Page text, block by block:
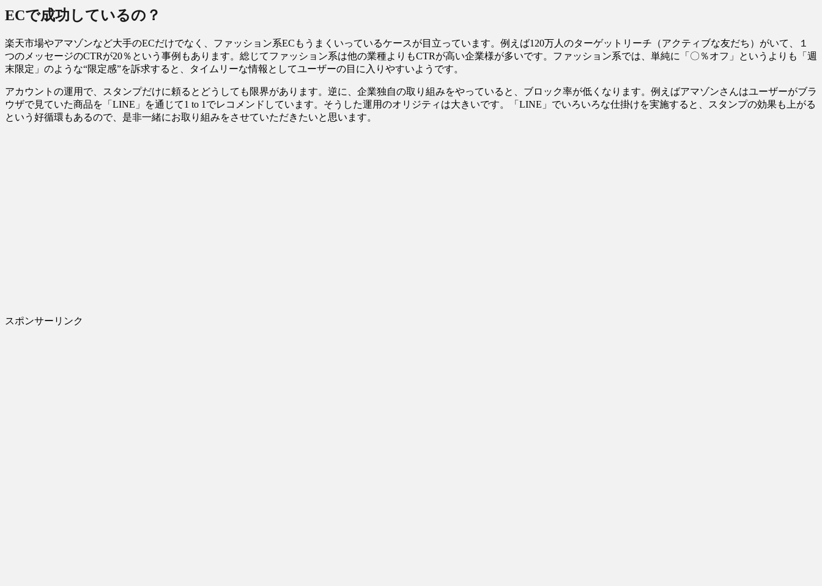
ECで成功しているの？
楽天市場やアマゾンなど大手のECだけでなく、ファッション系ECもうまくいっているケースが目立っています。例えば120万人のターゲットリーチ（アクティブな友だち）がいて、１
つのメッセージのCTRが20％という事例もあります。総じてファッション系は他の業種よりもCTRが高い企業様が多いです。ファッション系では、単純に「〇％オフ」というよりも「週
末限定」のような“限定感”を訴求すると、タイムリーな情報としてユーザーの目に入りやすいようです。
アカウントの運用で、スタンプだけに頼るとどうしても限界があります。逆に、企業独自の取り組みをやっていると、ブロック率が低くなります。例えばアマゾンさんはユーザーがブラ
ウザで見ていた商品を「LINE」を通じて1 to 1でレコメンドしています。そうした運用のオリジティは大きいです。「LINE」でいろいろな仕掛けを実施すると、スタンプの効果も上がる
という好循環もあるので、是非一緒にお取り組みをさせていただきたいと思います。
スポンサーリンク